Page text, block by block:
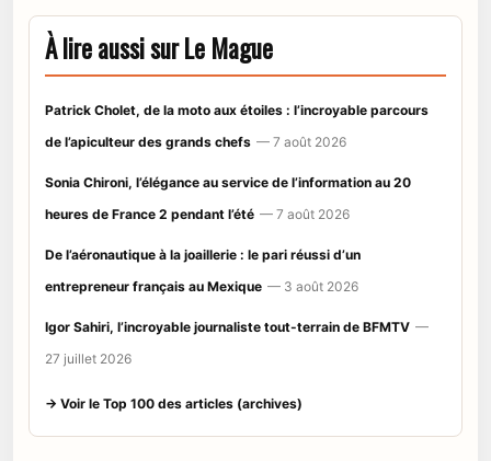
À lire aussi sur Le Mague
Patrick Cholet, de la moto aux étoiles : l’incroyable parcours
de l’apiculteur des grands chefs — 7 août 2026
Sonia Chironi, l’élégance au service de l’information au 20
heures de France 2 pendant l’été — 7 août 2026
De l’aéronautique à la joaillerie : le pari réussi d’un
entrepreneur français au Mexique — 3 août 2026
Igor Sahiri, l’incroyable journaliste tout-terrain de BFMTV —
27 juillet 2026
→ Voir le Top 100 des articles (archives)